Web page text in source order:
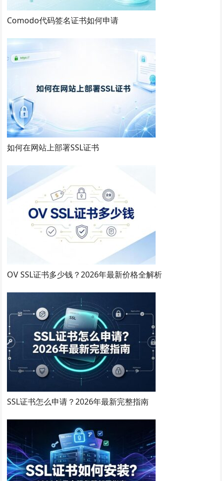
Comodo代码签名证书如何申请
如何在网站上部署SSL证书
OV SSL证书多少钱？2026年最新价格全解析
SSL证书怎么申请？2026年最新完整指南